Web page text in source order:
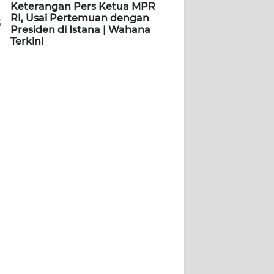
Keterangan Pers Ketua MPR
RI, Usai Pertemuan dengan
Presiden di Istana | Wahana
Terkini